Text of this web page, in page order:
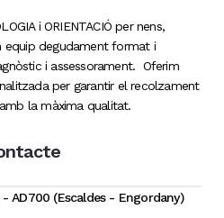
i ORIENTACIÓ per nens,
equip degudament format i
i assessorament. Oferim
per garantir el recolzament
la màxima qualitat.
- AD700 (Escaldes - Engordany)